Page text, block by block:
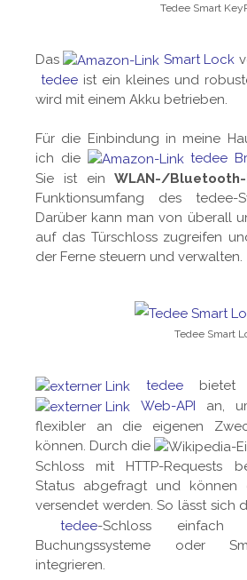
Tedee Smart
Das Smart Lock
tedee ist ein kleines und
wird mit einem Akku betrieben.
Für die Einbindung in meine
ich die
tedee
Sie ist einWLAN-/
Funktionsumfang des tedee-
Darüber kann man von überall
auf das Türschloss zugreifen
der Ferne steuern und verwalten.
Tedee Smart
tedee bietet
Web-API an,
flexibler an die eigenen
können. Durch die
Schloss mit HTTP-Requests
Status abgefragt und können
versendet werden. So lässt sich
tedee-Schloss einfach
Buchungssysteme oder
integrieren.